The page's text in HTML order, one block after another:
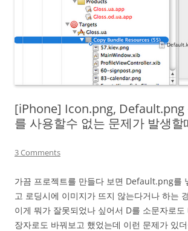
[iPhone] Icon.png, Default.png
를 사용할수 없는 문제가 발생할
3 Comments
가끔 프로젝트를 만들다 보면 Default.png를
고 로딩시에 이미지가 뜨지 않는다거나 하는
이게 뭐가 잘못되었나 싶어서 D를 소문자로
장자로도 바꿔보고 했었는데 이런 문제가 있